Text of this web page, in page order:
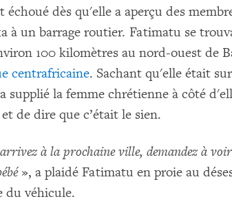
échoué dès qu'elle a aperçu des
à un barrage routier. Fatimatu se
100 kilomètres au nord-ouest de
centrafricaine. Sachant qu'elle était
supplié la femme chrétienne à côté
de dire que c’était le sien.
à la prochaine ville, demandez à
», a plaidé Fatimatu en proie au
du véhicule.